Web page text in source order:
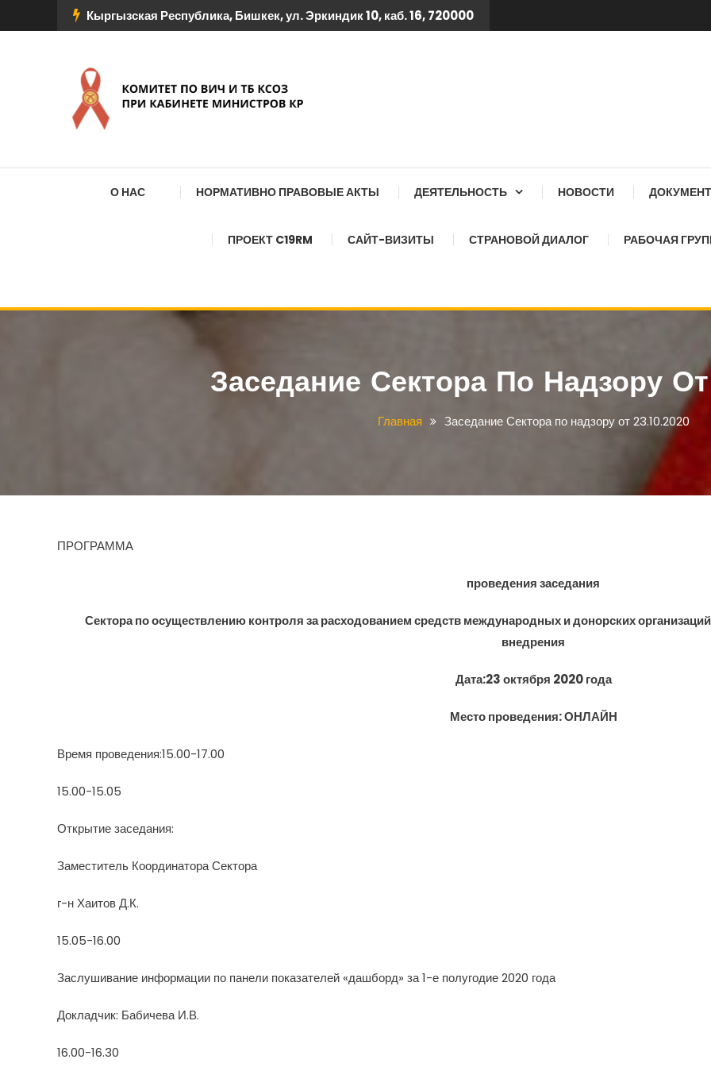
к
Кыргызская Республика, Бишкек, ул. Эркиндик 10, каб. 16, 720000
О НАС НОРМАТИВНО ПРАВОВЫЕ АКТЫ ДЕЯТЕЛЬНОСТЬ НОВОСТИ
ПРОЕКТ C19RM САЙТ-ВИЗИТЫ СТРАНОВОЙ ДИАЛОГ РАБОЧАЯ
Заседание Сектора По Надзору От
Главная Заседание Сектора по надзору от 23.10.2020
ПРОГРАММА
проведения заседания
Сектора по осуществлению контроля за расходованием средств международных и донорских
внедрения
Дата:23 октября 2020 года
Место проведения: ОНЛАЙН
Время проведения:15.00-17.00
15.00-15.05
Открытие заседания:
Заместитель Координатора Сектора
г-н Хаитов Д.К.
15.05-16.00
Заслушивание информации по панели показателей «дашборд» за 1-е полугодие 2020 года
Докладчик: Бабичева И.В.
16.00-16.30